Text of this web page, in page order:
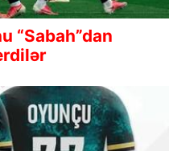
“Sabah”dan